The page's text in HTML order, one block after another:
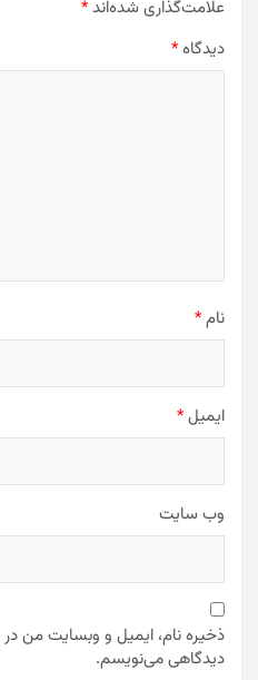
علامت‌گذاری شده‌اند*
دیدگاه*
نام*
ایمیل*
وب‌ سایت
ذخیره نام، ایمیل و وبسایت من در
دیدگاهی می‌نویسم.